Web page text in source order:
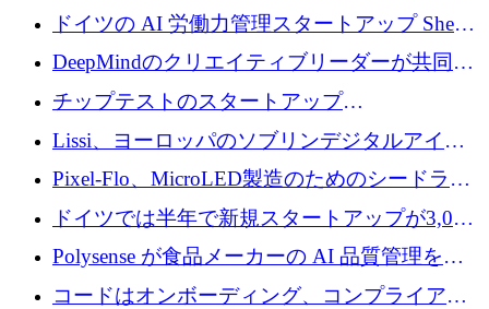
から 2,000 万ユーロ以上の支援を獲得
ドイツの AI 労働力管理スタートアップ Sherpa
がプレシードで 220 万ドルを調達
DeepMindのクリエイティブリーダーが共同設
立したAIライティングのスタートアップが
1,300万ドルのシード投資を調達
チップテストのスタートアップ
QuantumDiamondsが株式資金で1,500万ユーロ
を調達
Lissi、ヨーロッパのソブリンデジタルアイデ
ンティティの未来を推進するために350万ユー
ロを調達
Pixel-Flo、MicroLED製造のためのシードラウ
ンドで525万ポンドを獲得
ドイツでは半年で新規スタートアップが3,000
社という記録を目の当たりにし、涙を流すハ
ンブルク
Polysense が食品メーカーの AI 品質管理を拡
張するために 1,070 万ドルを調達
コードはオンボーディング、コンプライアン